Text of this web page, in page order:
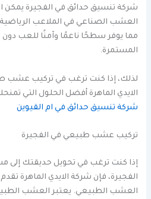
شركة تنسيق حدائق في الفجيرة يمكن
العشب الصناعي في الملاعب الرياضية
مما يوفر سطحًا ناعمًا وآمنًا للعب دون
المستمرة.
لذلك، إذا كنت ترغب في تركيب عشب
الايدي الماهرة أفضل الحلول التي
شركة تنسيق حدائق في ام القيوين
تركيب عشب طبيعي في الفجيرة
إذا كنت ترغب في تحويل حديقتك إلى
الفجيرة، فإن شركة الايدي الماهرة
العشب الطبيعي. يعتبر العشب